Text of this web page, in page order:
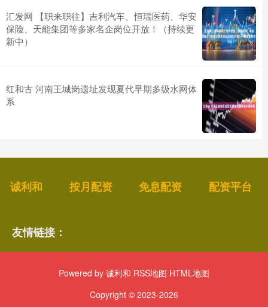
汇发网 【职来职往】吉利汽车、恒瑞医药、华安
保险、天能集团等多家名企岗位开放！（持续更
新中）
红和古 河南王城岗遗址发现夏代早期多级水网体
系
诚利和 按月配资 免息配资 配资平台
友情链接：
Powered by 诚利和 RSS地图 HTML地图
Copyright © 2023-2026